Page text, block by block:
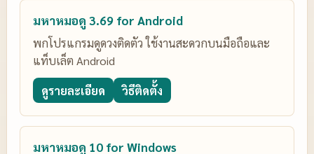
มหาหมอดู 3.69 for Android
พกโปรแกรมดูดวงติดตัว ใช้งานสะดวกบนมือถือและ
แท็บเล็ต Android
ดูรายละเอียด วิธีติดตั้ง
มหาหมอดู 10 for Windows